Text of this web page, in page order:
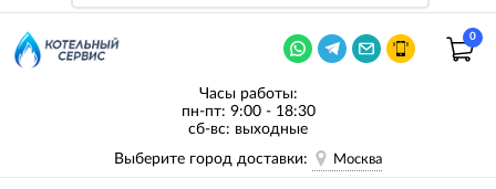
0
Часы работы:
пн-пт: 9:00 - 18:30
сб-вс: выходные
Выберите город доставки:
Москва